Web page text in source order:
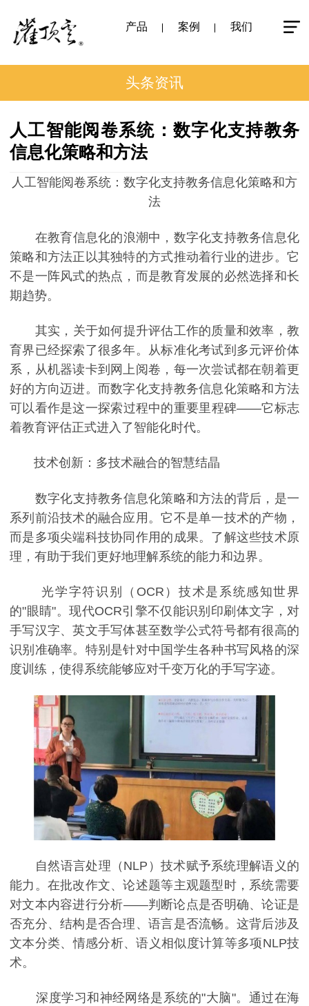
产品 案例 我们
头条资讯
人工智能阅卷系统：数字化支持教务
信息化策略和方法
人工智能阅卷系统：数字化支持教务信息化策略和方
法
在教育信息化的浪潮中，数字化支持教务信息化
策略和方法正以其独特的方式推动着行业的进步。它
不是一阵风式的热点，而是教育发展的必然选择和长
期趋势。
其实，关于如何提升评估工作的质量和效率，教
育界已经探索了很多年。从标准化考试到多元评价体
系，从机器读卡到网上阅卷，每一次尝试都在朝着更
好的方向迈进。而数字化支持教务信息化策略和方法
可以看作是这一探索过程中的重要里程碑——它标志
着教育评估正式进入了智能化时代。
技术创新：多技术融合的智慧结晶
数字化支持教务信息化策略和方法的背后，是一
系列前沿技术的融合应用。它不是单一技术的产物，
而是多项尖端科技协同作用的成果。了解这些技术原
理，有助于我们更好地理解系统的能力和边界。
光学字符识别（OCR）技术是系统感知世界
的"眼睛"。现代OCR引擎不仅能识别印刷体文字，对
手写汉字、英文手写体甚至数学公式符号都有很高的
识别准确率。特别是针对中国学生各种书写风格的深
度训练，使得系统能够应对千变万化的手写字迹。
自然语言处理（NLP）技术赋予系统理解语义的
能力。在批改作文、论述题等主观题型时，系统需要
对文本内容进行分析——判断论点是否明确、论证是
否充分、结构是否合理、语言是否流畅。这背后涉及
文本分类、情感分析、语义相似度计算等多项NLP技
术。
深度学习和神经网络是系统的"大脑"。通过在海